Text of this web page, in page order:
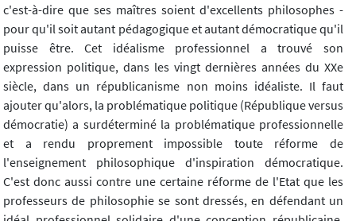
c'est-à-dire que ses maîtres soient d'excellents philosophes -
pour qu'il soit autant pédagogique et autant démocratique qu'il
puisse être. Cet idéalisme professionnel a trouvé son
expression politique, dans les vingt dernières années du XXe
siècle, dans un républicanisme non moins idéaliste. Il faut
ajouter qu'alors, la problématique politique (République versus
démocratie) a surdéterminé la problématique professionnelle
et a rendu proprement impossible toute réforme de
l'enseignement philosophique d'inspiration démocratique.
C'est donc aussi contre une certaine réforme de l'Etat que les
professeurs de philosophie se sont dressés, en défendant un